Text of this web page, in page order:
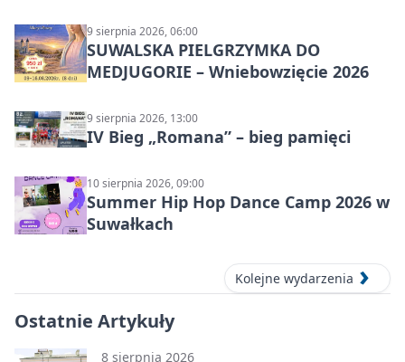
9 sierpnia 2026, 06:00
SUWALSKA PIELGRZYMKA DO
MEDJUGORIE – Wniebowzięcie 2026
9 sierpnia 2026, 13:00
IV Bieg „Romana” – bieg pamięci
10 sierpnia 2026, 09:00
Summer Hip Hop Dance Camp 2026 w
Suwałkach
Kolejne wydarzenia
Ostatnie Artykuły
8 sierpnia 2026